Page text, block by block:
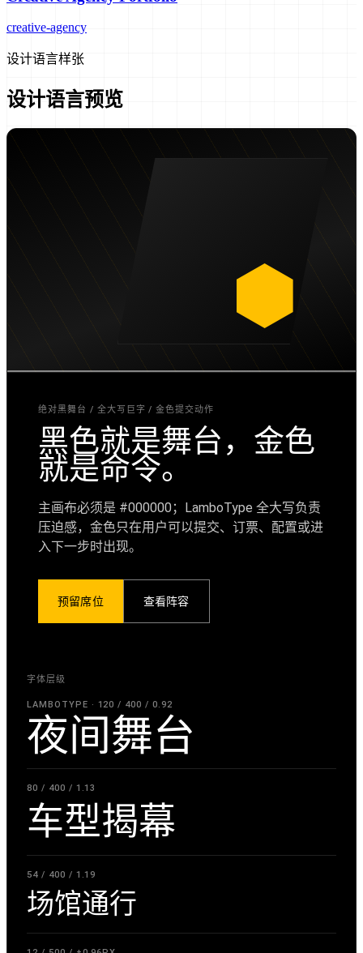
creative-agency
设计语言样张
设计语言预览
绝对黑舞台 / 全大写巨字 / 金色提交动作
黑色就是舞台，金色
就是命令。
主画布必须是 #000000；LamboType 全大写负责
压迫感，金色只在用户可以提交、订票、配置或进
入下一步时出现。
预留席位 查看阵容
字体层级
LAMBOTYPE · 120 / 400 / 0.92
夜间舞台
80 / 400 / 1.13
车型揭幕
54 / 400 / 1.19
场馆通行